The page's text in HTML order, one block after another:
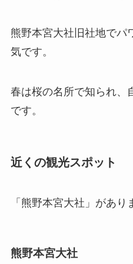
熊野本宮大社旧社地でパ
気です。
春は桜の名所で知られ、
です。
近くの観光スポット
「熊野本宮大社」があり
熊野本宮大社